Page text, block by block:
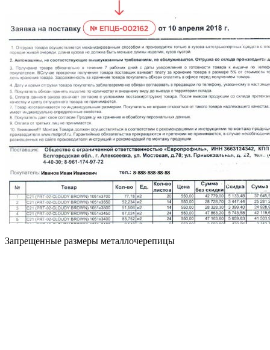
Запрещенные размеры металлочерепицы